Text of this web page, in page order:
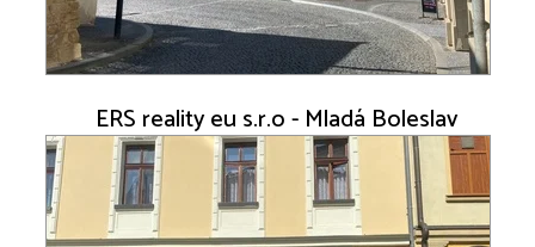
ERS reality eu s.r.o - Mladá Boleslav